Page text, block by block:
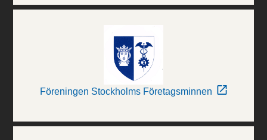
Föreningen Stockholms Företagsminnen